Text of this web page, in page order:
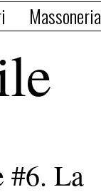
Massoneria
#6. La